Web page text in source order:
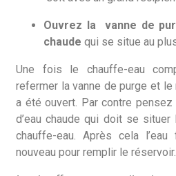
Ouvrez la vanne de
chaude qui se situe au
Une fois le chauffe-eau
refermer la vanne de purge et le
a été ouvert. Par contre
d’eau chaude qui doit se
chauffe-eau. Après cela
nouveau pour remplir le réservoir.